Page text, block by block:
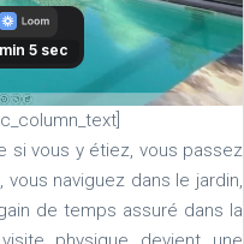
si vous y étiez, vous passez
naviguez dans le jardin,
de temps assuré dans la